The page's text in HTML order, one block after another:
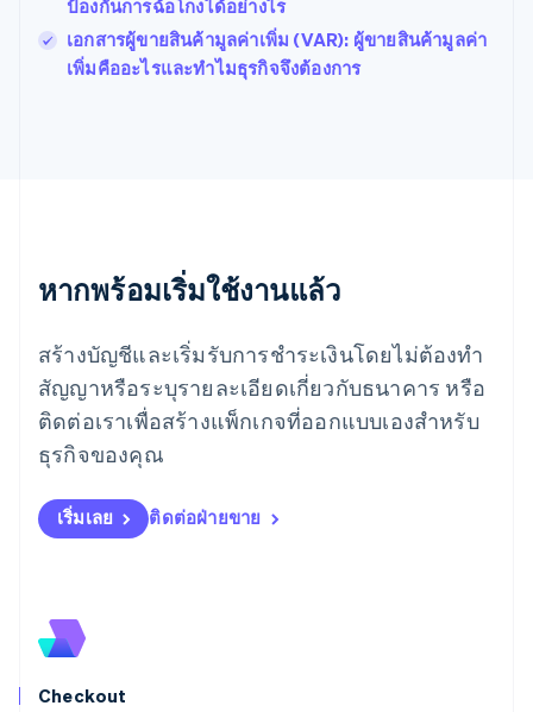
ป้องกันการฉ้อโกงได้อย่างไร
เอกสารผู้ขายสินค้ามูลค่าเพิ่ม (VAR): ผู้ขายสินค้ามูลค่า
เพิ่มคืออะไรและทำไมธุรกิจจึงต้องการ
หากพร้อมเริ่มใช้งานแล้ว
สร้างบัญชีและเริ่มรับการชำระเงินโดยไม่ต้องทำ
สัญญาหรือระบุรายละเอียดเกี่ยวกับธนาคาร หรือ
ติดต่อเราเพื่อสร้างแพ็กเกจที่ออกแบบเองสำหรับ
ธุรกิจของคุณ
เริ่มเลย ติดต่อฝ่ายขาย
Checkout
English
ฟินแลนด์
EnglishSvenska
เยอรมนี
โรมาเนีย
English
ลักเซมเบิร์ก
FrançaisDeutschEnglish
ลัตเวีย
English
Deutsch English
ลิทัวเนีย
สโลวาเกีย
English
EnglishItaliano